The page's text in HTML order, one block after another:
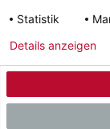
© 2026 -
Statistik
Details anzeigen